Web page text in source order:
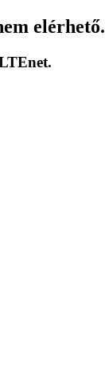
elérhető.